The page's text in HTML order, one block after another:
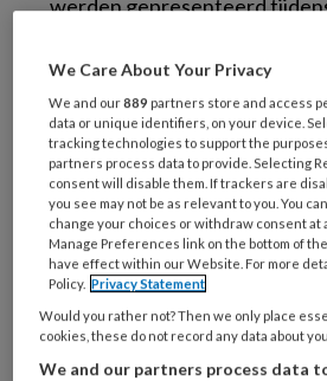
werden gepresenteerd
Amsterdam werd gehouden.
Het rapport ‘Global Status
Breast Cancer (mBC):
– 2015’ bevestigt de omvang
misvattingen en
meest vergevorderde en
stadium van borstkanker –
borstkanker (mBC), net als de
isolement en hulpeloosheid
We Care About Your Privacy
We and our889 partners store and access
data or unique identifiers, on your device.
tracking technologies to support the
partners process data to provide. Selecting
consent will disable them. If trackers are
you see may not be as relevant to you. You
change your choices or withdraw consent at
Manage Preferences link on the bottom of
have effect within our Website. For more
Policy. Privacy Statement
Would you rather not? Then we only place
cookies, these do not record any data about
We and our partners process data